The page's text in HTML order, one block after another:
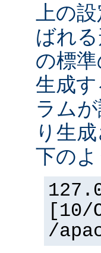
上の
ばれ
の標
生成
ラム
り生
下の
[10/
/